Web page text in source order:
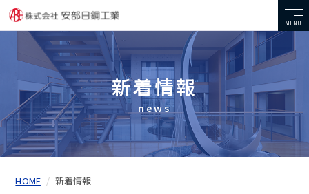
MENU
新着情報
news
HOME 新着情報